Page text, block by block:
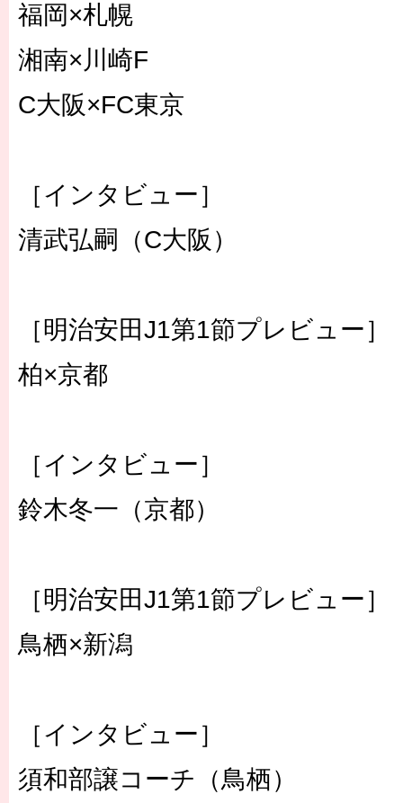
福岡×札幌
湘南×川崎F
C大阪×FC東京
［インタビュー］
清武弘嗣（C大阪）
［明治安田J1第1節プレビュー］
柏×京都
［インタビュー］
鈴木冬一（京都）
［明治安田J1第1節プレビュー］
鳥栖×新潟
［インタビュー］
須和部譲コーチ（鳥栖）